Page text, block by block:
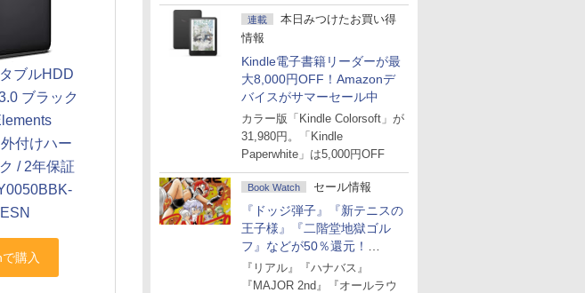
連載
本日みつけたお買い得
情報
Kindle電子書籍リーダーが最
大8,000円OFF！Amazonデ
バイスがサマーセール中
カラー版「Kindle Colorsoft」が
31,980円。「Kindle
Paperwhite」は5,000円OFF
Book Watch セール情報
『ドッジ弾子』『新テニスの
王子様』『二階堂地獄ゴル
フ』などが50％還元！
Amazonマンガ週末セール
『リアル』『ハナバス』
『MAJOR 2nd』『オールラウ
ブルHDD
ブラック
付けハー
/ 2年保証